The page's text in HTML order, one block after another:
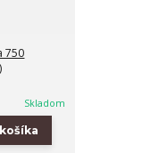
750
Skladom